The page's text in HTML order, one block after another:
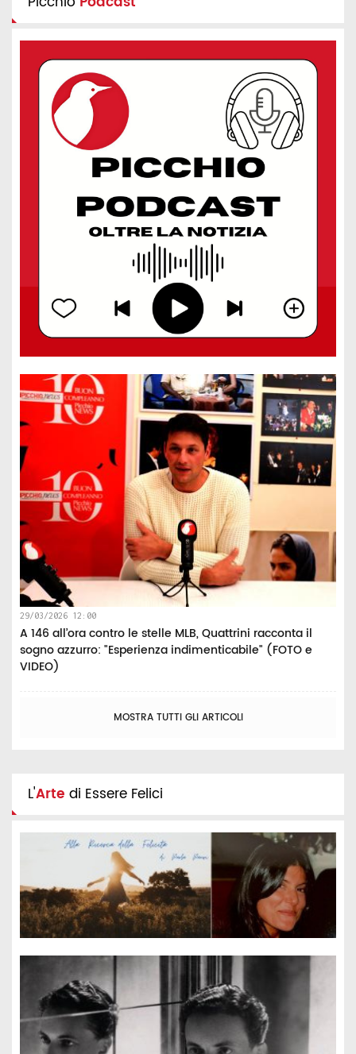
29/03/2026 12:00
A 146 all’ora contro le stelle MLB, Quattrini racconta il
sogno azzurro: "Esperienza indimenticabile" (FOTO e
VIDEO)
MOSTRA TUTTI GLI ARTICOLI
L'Arte di Essere Felici